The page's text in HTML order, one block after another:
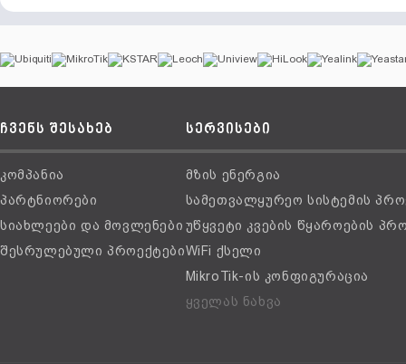
ჩვენს შესახებ
კომპანია
პარტნიორები
სიახლეები და მოვლენები
შესრულებული პროექტები
სერვისები
მზის ენერგია
სამეთვალყურეო სისტემის
უწყვეტი კვების წყაროების
WiFi ქსელი
MikroTik-ის კონფიგურაცია
ყველას ნახვა